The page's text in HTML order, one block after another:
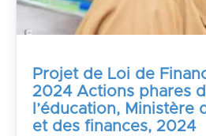
Projet de Loi de
2024 Actions phares
l’éducation, Ministère
et des finances, 2024